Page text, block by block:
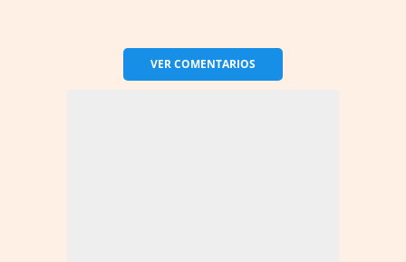
VERCOMENTARIOS